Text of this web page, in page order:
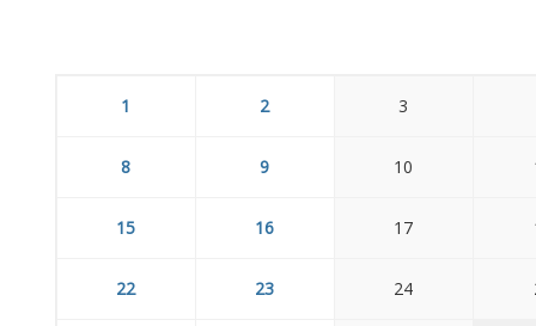
1 2 3
8 9 10
15 16 17
22 23 24